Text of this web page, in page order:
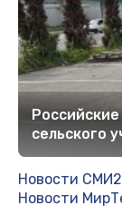
сельского
Новости СМИ2
Новости